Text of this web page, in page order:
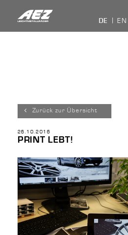
DE EN
Zurück zur Übersicht
26.10.2016
PRINT LEBT!